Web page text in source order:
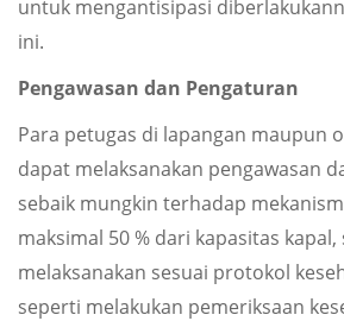
untuk mengantisipasi
ini.
Pengawasan dan Pengaturan
Para petugas di lapangan maupun
dapat melaksanakan pengawasan
sebaik mungkin terhadap
maksimal 50 % dari kapasitas
melaksanakan sesuai protokol
seperti melakukan pemeriksaan